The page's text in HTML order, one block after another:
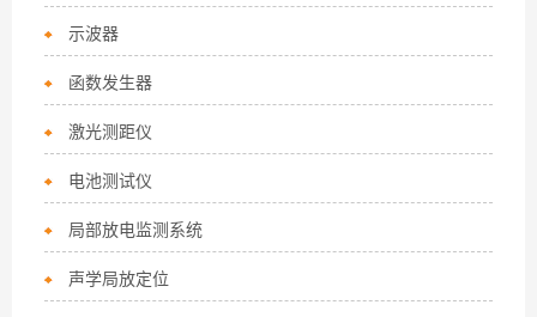
示波器
函数发生器
激光测距仪
电池测试仪
局部放电监测系统
声学局放定位